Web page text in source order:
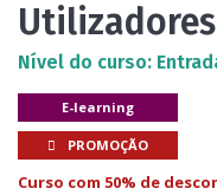
Nível do curso:
E-learning
PROMOÇÃO
Curso com 50% de